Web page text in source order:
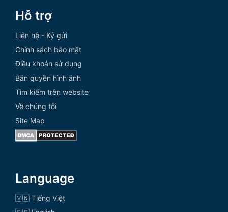
Hỗ trợ
Liên hệ - Ký gửi
Chính sách bảo mật
Điều khoản sử dụng
Bản quyền hình ảnh
Tìm kiếm trên website
Về chúng tôi
Site Map
Language
🇻🇳 Tiếng Việt